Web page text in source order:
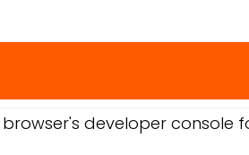
developer console